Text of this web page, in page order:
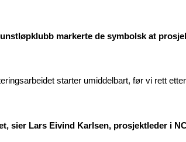
markerte de symbolsk at
starter umiddelbart, før vi rett
sier Lars Eivind Karlsen, prosjektleder i